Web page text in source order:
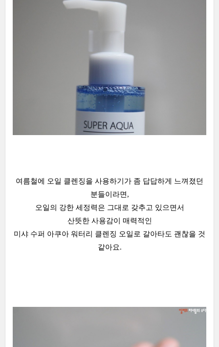
여름철에 오일 클렌징을 사용하기가 좀 답답하게 느껴졌던
분들이라면,
오일의 강한 세정력은 그대로 갖추고 있으면서
산뜻한 사용감이 매력적인
미샤 수퍼 아쿠아 워터리 클렌징 오일로 갈아타도 괜찮을 것
같아요.